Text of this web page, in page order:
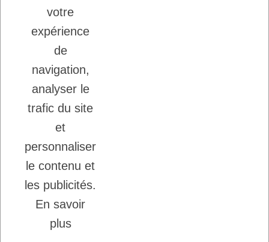
Inscription à la newsletter
Vous pouvez vous désinscrire à tout moment.
J'accepte les conditions générales et la
politique de confidentialité.
Copyright © 2026 - DogFrenchTouch™
Création Ecommerce
votre
expérience
de
navigation,
analyser le
trafic du site
et
personnaliser
le contenu et
les publicités.
En savoir
plus